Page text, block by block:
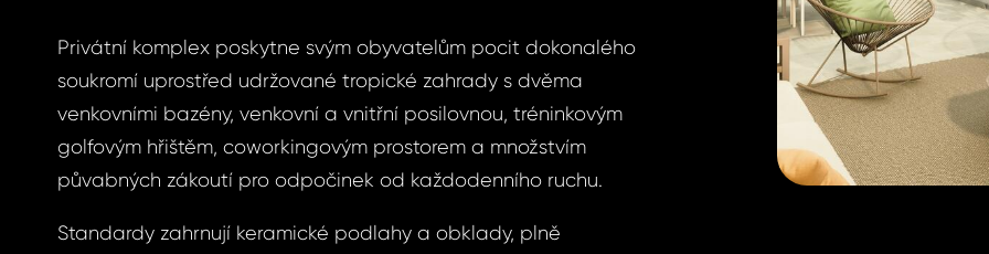
Privátní komplex poskytne svým obyvatelům pocit dokonalého
soukromí uprostřed udržované tropické zahrady s dvěma
venkovními bazény, venkovní a vnitřní posilovnou, tréninkovým
golfovým hřištěm, coworkingovým prostorem a množstvím
půvabných zákoutí pro odpočinek od každodenního ruchu.
Standardy zahrnují keramické podlahy a obklady, plně